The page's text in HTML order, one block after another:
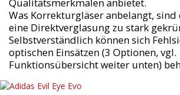
Was Korrekturgläser anbelangt, sind
eine Direktverglasung zu stark
Selbstverständlich können sich
optischen Einsätzen (3 Optionen, vgl.
Funktionsübersicht weiter unten)